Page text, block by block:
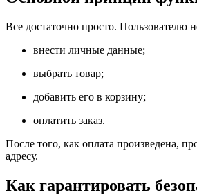
Все достаточно просто. Пользователю
внести личные данные;
выбрать товар;
добавить его в корзину;
оплатить заказ.
После того, как оплата произведена,
адресу.
Как гарантировать